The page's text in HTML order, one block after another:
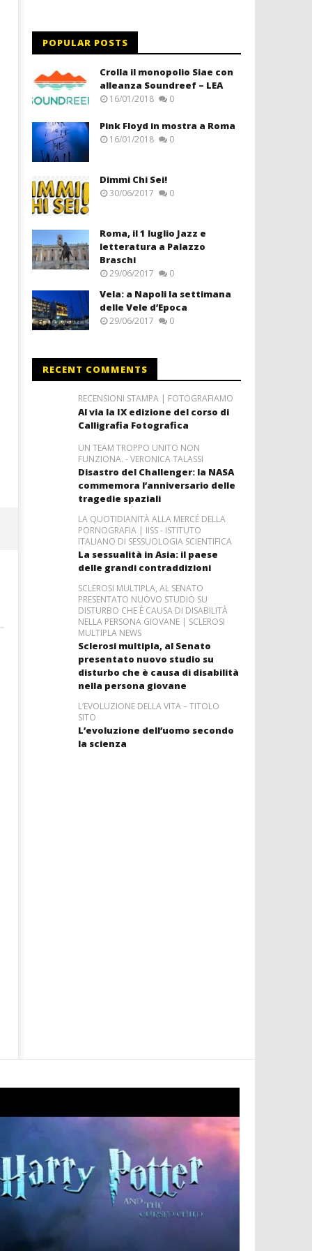
POPULAR POSTS
Crolla il monopolio Siae con
alleanza Soundreef – LEA
16/01/2018 0
Pink Floyd in mostra a Roma
16/01/2018 0
Dimmi Chi Sei!
30/06/2017 0
Roma, il 1 luglio Jazz e
letteratura a Palazzo
Braschi
29/06/2017 0
Vela: a Napoli la settimana
delle Vele d’Epoca
29/06/2017 0
RECENT COMMENTS
RECENSIONI STAMPA | FOTOGRAFIAMO
Al via la IX edizione del corso di
Calligrafia Fotografica
UN TEAM TROPPO UNITO NON
FUNZIONA. - VERONICA TALASSI
Disastro del Challenger: la NASA
commemora l’anniversario delle
tragedie spaziali
LA QUOTIDIANITÀ ALLA MERCÉ DELLA
PORNOGRAFIA | IISS - ISTITUTO
ITALIANO DI SESSUOLOGIA SCIENTIFICA
La sessualità in Asia: il paese
delle grandi contraddizioni
SCLEROSI MULTIPLA, AL SENATO
PRESENTATO NUOVO STUDIO SU
DISTURBO CHE È CAUSA DI DISABILITÀ
NELLA PERSONA GIOVANE | SCLEROSI
MULTIPLA NEWS
Sclerosi multipla, al Senato
presentato nuovo studio su
disturbo che è causa di disabilità
nella persona giovane
L’EVOLUZIONE DELLA VITA – TITOLO
SITO
L’evoluzione dell’uomo secondo
la scienza